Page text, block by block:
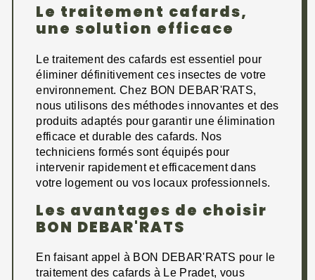
Le traitement cafards,
une solution efficace
Le traitement des cafards est essentiel pour
éliminer définitivement ces insectes de votre
environnement. Chez BON DEBAR'RATS,
nous utilisons des méthodes innovantes et des
produits adaptés pour garantir une élimination
efficace et durable des cafards. Nos
techniciens formés sont équipés pour
intervenir rapidement et efficacement dans
votre logement ou vos locaux professionnels.
Les avantages de choisir
BON DEBAR'RATS
En faisant appel à BON DEBAR'RATS pour le
traitement des cafards à Le Pradet, vous